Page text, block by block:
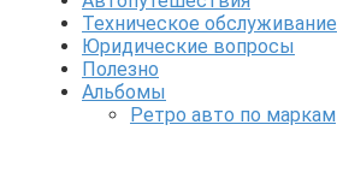
Техническое обслуживание
Юридические вопросы
Полезно
Альбомы
Ретро авто по маркам